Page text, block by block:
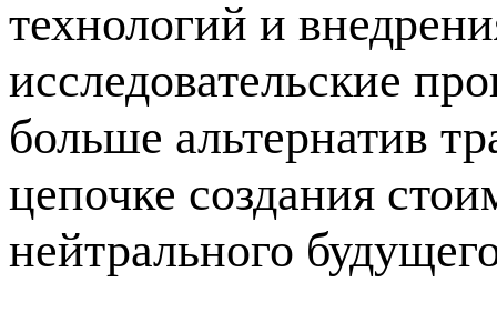
технологий и
исследовательские
больше альтернатив
цепочке создания
нейтрального